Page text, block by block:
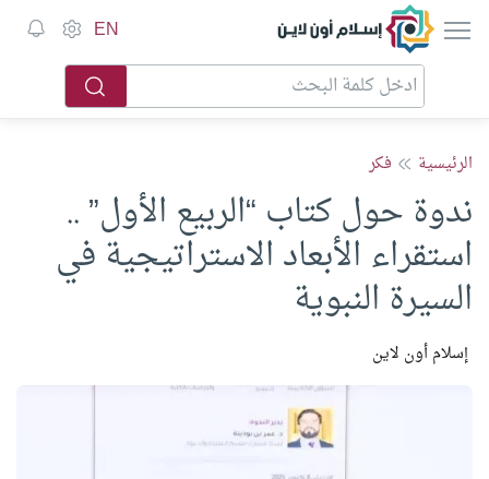
إسلام أون لاين EN
الرئيسية فكر
ندوة حول كتاب “الربيع الأول” ..
استقراء الأبعاد الاستراتيجية في
السيرة النبوية
إسلام أون لاين